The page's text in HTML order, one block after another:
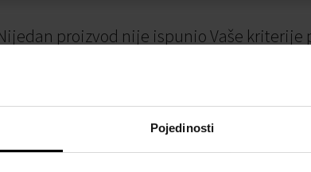
Pojedinosti
proizvod nije ispunio Vaše kriterije